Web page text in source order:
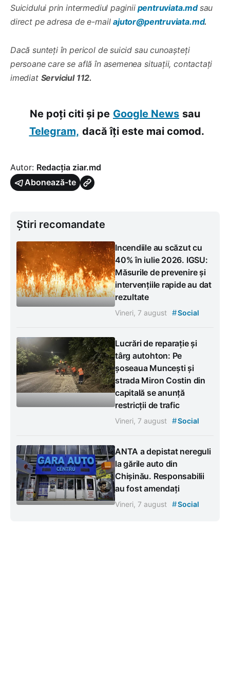
Suicidului prin intermediul paginii pentruviata.mdsau
direct pe adresa de e-mailajutor@pentruviata.md.
Dacă sunteți în pericol de suicid sau cunoașteți
persoane care se află în asemenea situații, contactați
imediat Serviciul 112.
Ne poți citi și pe Google News sau
Telegram, dacă îți este mai comod.
Autor: Redacția ziar.md
Abonează-te
Știri recomandate
Incendiile au scăzut cu
40% în iulie 2026. IGSU:
Măsurile de prevenire și
intervențiile rapide au dat
rezultate
Vineri, 7 august #Social
Lucrări de reparație și
târg autohton: Pe
șoseaua Muncești și
strada Miron Costin din
capitală se anunță
restricții de trafic
Vineri, 7 august #Social
ANTA a depistat nereguli
la gările auto din
Chișinău. Responsabilii
au fost amendați
Vineri, 7 august #Social